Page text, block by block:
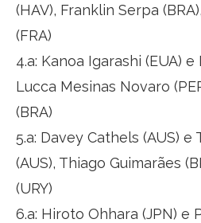
(HAV), Franklin Serpa
(FRA)
4.a: Kanoa Igarashi (EUA) e
Lucca Mesinas Novaro
(BRA)
5.a: Davey Cathels (AUS) e
(AUS), Thiago Guimarães
(URY)
6.a: Hiroto Ohhara (JPN) e